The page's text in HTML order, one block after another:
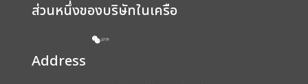
ส่วนหนึ่งของบริษัทในเครือ
Address